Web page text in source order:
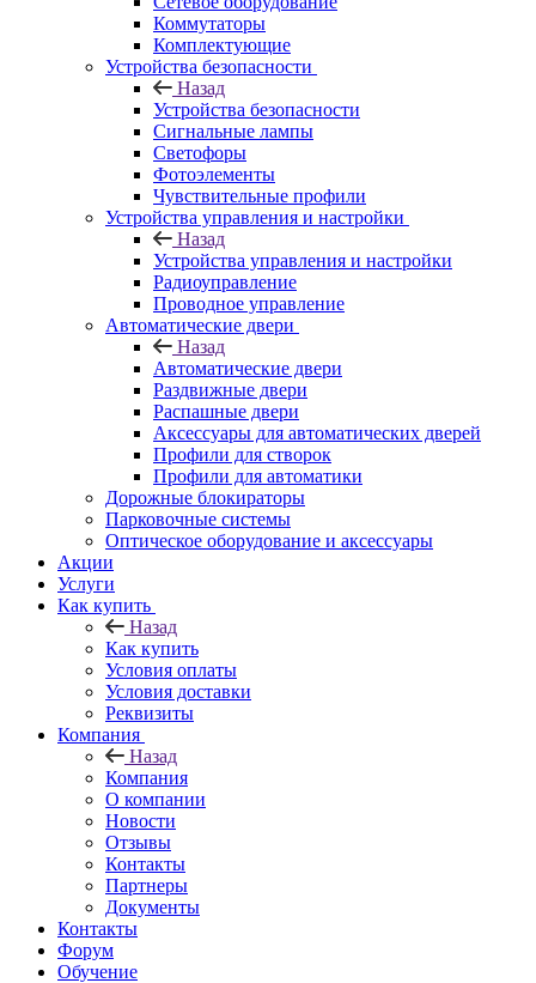
Коммутаторы
Комплектующие
Устройства безопасности
Назад
Устройства безопасности
Сигнальные лампы
Светофоры
Фотоэлементы
Чувствительные профили
Устройства управления и настройки
Назад
Устройства управления и настройки
Радиоуправление
Проводное управление
Автоматические двери
Назад
Автоматические двери
Раздвижные двери
Распашные двери
Аксессуары для автоматических дверей
Профили для створок
Профили для автоматики
Дорожные блокираторы
Парковочные системы
Оптическое оборудование и аксессуары
Акции
Услуги
Как купить
Назад
Как купить
Условия оплаты
Условия доставки
Реквизиты
Компания
Назад
Компания
О компании
Новости
Отзывы
Контакты
Партнеры
Документы
Контакты
Форум
Обучение